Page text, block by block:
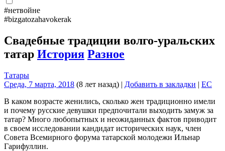
#нетвойне
#bizgatozahavokerak
Свадебные традиции волго-уральских
татар История Разное
Татары
Среда, 7 марта, 2018 (8 лет назад) | Добавить в закладки | EC
В каком возрасте женились, сколько жен традиционно имели
и почему русские девушки предпочитали выходить замуж за
татар? Много любопытных и неожиданных фактов приводит
в своем исследовании кандидат исторических наук, член
Совета Всемирного форума татарской молодежи Ильнар
Гарифуллин.